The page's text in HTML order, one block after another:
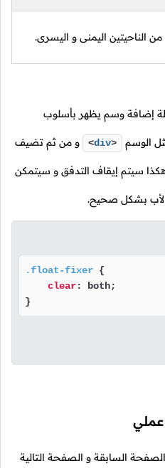
الناحيتين اليمنى و اليسرى.
إضافة وسم يظهر بأسلوب
الوسم <div> و من ثم تضيف
سيتم إيقاف التدفق و سيتمكن
بشكل صحيح.
.float-fixer {
clear: both;
}
عملي
السابقة و الصفحة التالية